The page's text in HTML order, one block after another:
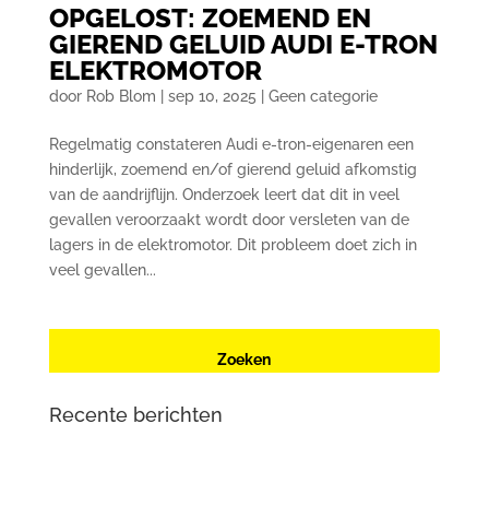
OPGELOST: ZOEMEND EN
GIEREND GELUID AUDI E-TRON
ELEKTROMOTOR
door Rob Blom | sep 10, 2025 | Geen categorie
Regelmatig constateren Audi e-tron-eigenaren een
hinderlijk, zoemend en/of gierend geluid afkomstig
van de aandrijflijn. Onderzoek leert dat dit in veel
gevallen veroorzaakt wordt door versleten van de
lagers in de elektromotor. Dit probleem doet zich in
veel gevallen...
Recente berichten